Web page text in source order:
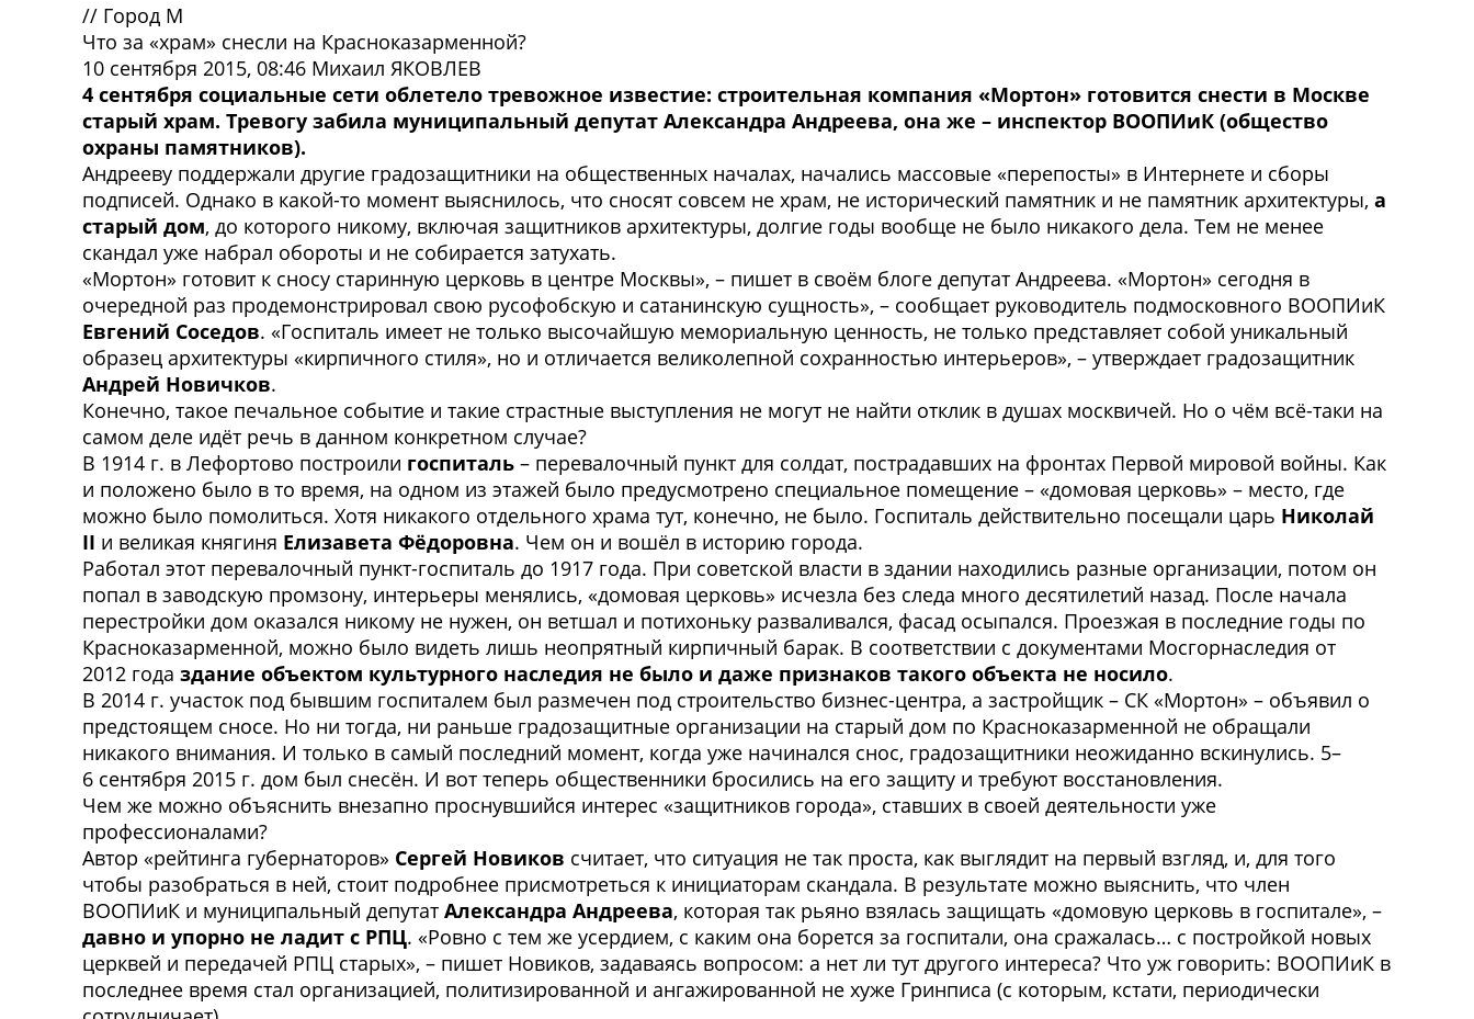
// Город М
Что за «храм» снесли на Красноказарменной?
10 сентября 2015, 08:46 Михаил ЯКОВЛЕВ
4 сентября социальные сети облетело тревожное известие: строительная компания «Мортон» готовится снести в Москве
старый храм. Тревогу забила муниципальный депутат Александра Андреева, она же – инспектор ВООПИиК (общество
охраны памятников).
Андрееву поддержали другие градозащитники на общественных началах, начались массовые «перепосты» в Интернете и сборы
подписей. Однако в какой-то момент выяснилось, что сносят совсем не храм, не исторический памятник и не памятник архитектуры, а
старый дом, до которого никому, включая защитников архитектуры, долгие годы вообще не было никакого дела. Тем не менее
скандал уже набрал обороты и не собирается затухать.
«Мортон» готовит к сносу старинную церковь в центре Москвы», – пишет в своём блоге депутат Андреева. «Мортон» сегодня в
очередной раз продемонстрировал свою русофобскую и сатанинскую сущность», – сообщает руководитель подмосковного ВООПИиК
Евгений Соседов. «Госпиталь имеет не только высочайшую мемориальную ценность, не только представляет собой уникальный
образец архитектуры «кирпичного стиля», но и отличается великолепной сохранностью интерьеров», – утверждает градозащитник
Андрей Новичков.
Конечно, такое печальное событие и такие страстные выступления не могут не найти отклик в душах москвичей. Но о чём всё-таки на
самом деле идёт речь в данном конкретном случае?
В 1914 г. в Лефортово построили госпиталь – перевалочный пункт для солдат, пострадавших на фронтах Первой мировой войны. Как
и положено было в то время, на одном из этажей было предусмотрено специальное помещение – «домовая церковь» – место, где
можно было помолиться. Хотя никакого отдельного храма тут, конечно, не было. Госпиталь действительно посещали царь Николай
II и великая княгиня Елизавета Фёдоровна. Чем он и вошёл в историю города.
Работал этот перевалочный пункт-госпиталь до 1917 года. При советской власти в здании находились разные организации, потом он
попал в заводскую промзону, интерьеры менялись, «домовая церковь» исчезла без следа много десятилетий назад. После начала
перестройки дом оказался никому не нужен, он ветшал и потихоньку разваливался, фасад осыпался. Проезжая в последние годы по
Красноказарменной, можно было видеть лишь неопрятный кирпичный барак. В соответствии с документами Мосгорнаследия от
2012 года здание объектом культурного наследия не было и даже признаков такого объекта не носило.
В 2014 г. участок под бывшим госпиталем был размечен под строительство бизнес-центра, а застройщик – СК «Мортон» – объявил о
предстоящем сносе. Но ни тогда, ни раньше градозащитные организации на старый дом по Красноказарменной не обращали
никакого внимания. И только в самый последний момент, когда уже начинался снос, градозащитники неожиданно вскинулись. 5–
6 сентября 2015 г. дом был снесён. И вот теперь общественники бросились на его защиту и требуют восстановления.
Чем же можно объяснить внезапно проснувшийся интерес «защитников города», ставших в своей деятельности уже
профессионалами?
Автор «рейтинга губернаторов» Сергей Новиков считает, что ситуация не так проста, как выглядит на первый взгляд, и, для того
чтобы разобраться в ней, стоит подробнее присмотреться к инициаторам скандала. В результате можно выяснить, что член
ВООПИиК и муниципальный депутат Александра Андреева, которая так рьяно взялась защищать «домовую церковь в госпитале», –
давно и упорно не ладит с РПЦ. «Ровно с тем же усердием, с каким она борется за госпитали, она сражалась… с постройкой новых
церквей и передачей РПЦ старых», – пишет Новиков, задаваясь вопросом: а нет ли тут другого интереса? Что уж говорить: ВООПИиК в
последнее время стал организацией, политизированной и ангажированной не хуже Гринписа (с которым, кстати, периодически